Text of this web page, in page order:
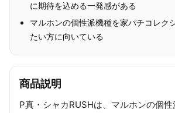
に期待を込める一発感がある
マルホンの個性派機種を家パチコレク
たい方に向いている
商品説明
P真・シャカRUSHは、マルホンの個